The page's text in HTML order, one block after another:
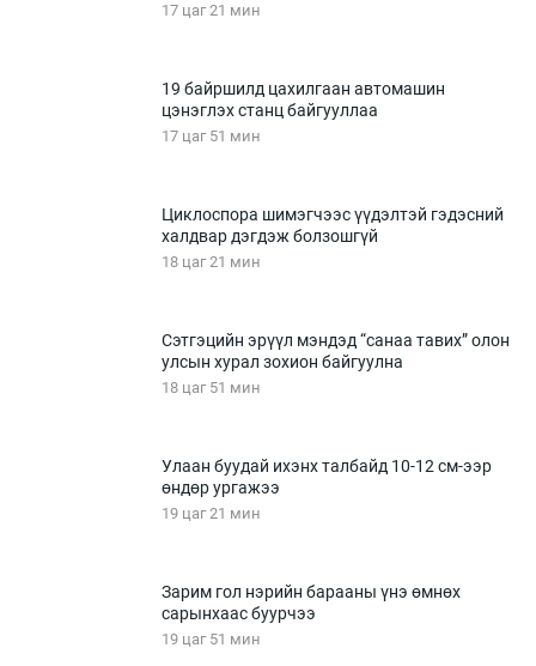
17 цаг 21 мин
19 байршилд цахилгаан автомашин
цэнэглэх станц байгууллаа
17 цаг 51 мин
Циклоспора шимэгчээс үүдэлтэй гэдэсний
халдвар дэгдэж болзошгүй
18 цаг 21 мин
Сэтгэцийн эрүүл мэндэд “санаа тавих” олон
улсын хурал зохион байгуулна
18 цаг 51 мин
Улаан буудай ихэнх талбайд 10-12 см-ээр
өндөр ургажээ
19 цаг 21 мин
Зарим гол нэрийн барааны үнэ өмнөх
сарынхаас буурчээ
19 цаг 51 мин